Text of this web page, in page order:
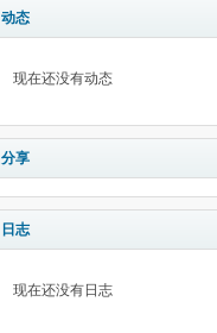
动态
现在还没有动态
分享
日志
现在还没有日志